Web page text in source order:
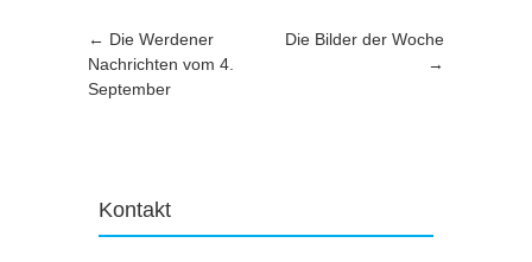
Artikel-Navigation
← Die Werdener
Nachrichten vom 4.
September
Die Bilder der Woche
→
Kontakt